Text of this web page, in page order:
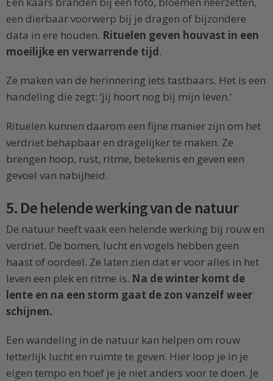
een dierbaar voorwerp bij je dragen of bijzondere
data in ere houden. Rituelen geven houvast in een
moeilijke en verwarrende tijd.
Ze maken van de herinnering iets tastbaars. Het is een
handeling die zegt: ‘jij hoort nog bij mijn leven.’
Rituelen kunnen daarom een fijne manier zijn om het
verdriet behapbaar en dragelijker te maken. Ze
brengen hoop, rust, ritme, betekenis en geven een
gevoel van nabijheid.
5. De helende werking van de natuur
De natuur heeft vaak een helende werking bij rouw en
verdriet. De bomen, lucht en vogels hebben geen
haast of oordeel. Ze laten zien dat er voor alles in het
leven een plek en ritme is. Na de winter komt de
lente en na een storm gaat de zon vanzelf weer
schijnen.
Een wandeling in de natuur kan helpen om rouw
letterlijk lucht en ruimte te geven. Hier loop je in je
eigen tempo en hoef je je niet anders voor te doen. Je